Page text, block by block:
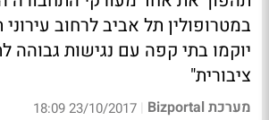
במטרופולין תל אביב לרחוב
יוקמו בתי קפה עם נגישות גבוהה
ציבורית"
מערכת Bizportal |
23/10/2017 18:09